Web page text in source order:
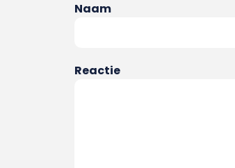
Naam
Reactie